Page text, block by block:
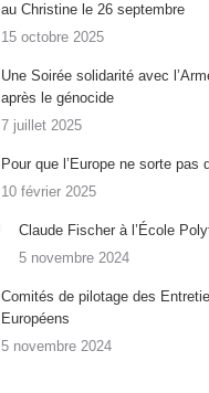
au Christine le 26 septembre
15 octobre 2025
Une Soirée solidarité avec
après le génocide
7 juillet 2025
Pour que l’Europe ne sorte pas
10 février 2025
Claude Fischer à l’École
5 novembre 2024
Comités de pilotage des
Européens
5 novembre 2024